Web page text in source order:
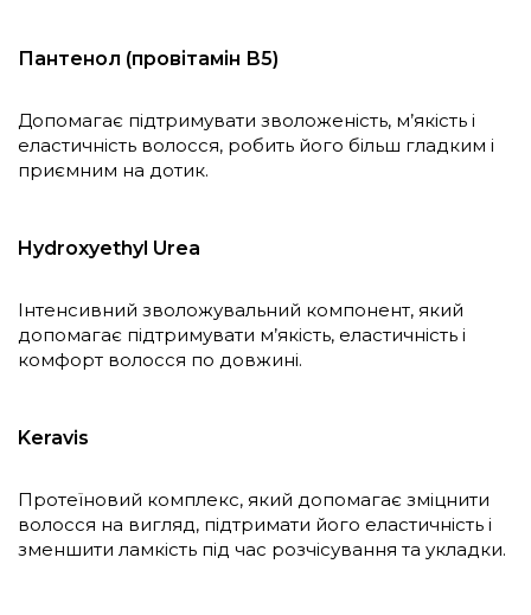
Пантенол (провітамін В5)
Допомагає підтримувати зволоженість, м’якість і
еластичність волосся, робить його більш гладким і
приємним на дотик.
Hydroxyethyl Urea
Інтенсивний зволожувальний компонент, який
допомагає підтримувати м’якість, еластичність і
комфорт волосся по довжині.
Keravis
Протеїновий комплекс, який допомагає зміцнити
волосся на вигляд, підтримати його еластичність і
зменшити ламкість під час розчісування та укладки.